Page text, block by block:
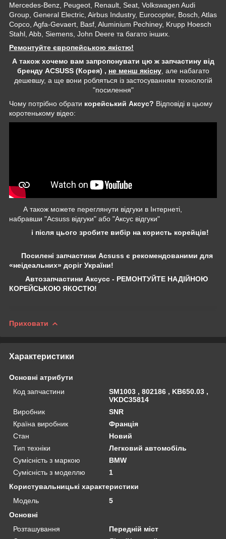
Mercedes-Benz, Peugeot, Renault, Seat, Volkswagen Audi
Group, General Electric, Airbus Industry, Eurocopter, Bosch, Atlas
Copco, Agfa-Gevaert, Basf, Aluminium Pechiney, Krupp Hoesch
Stahl, Abb, Siemens, John Deere та багато інших.
Ремонтуйте європейською якістю!
А також хочемо вам запропонувати цю ж запчастину від
бренду ACSUSS (Корея) , не менш якісну, але набагато
дешевшу, а ще вони робляться із застосуванням технологій
"посилення"
Чому потрібно обрати корейський Аксус? Відповіді в цьому
коротенькому відео:
А також можете переглянути відгуки в Інтернеті,
набравши "Acsuss відгуки" або "Аксус відгуки"
і після цього зробите вибір на користь корейців!
Посилені запчастини Acsuss є рекомендованими для
«неідеальних» доріг України!
Автозапчастини Аксусс - РЕМОНТУЙТЕ НАДІЙНОЮ
КОРЕЙСЬКОЮ ЯКОСТЮ!
Приховати
Характеристики
Основні атрибути
Код запчастини
SM1003 , 802186 , KB650.03 ,
VKDC35814
Виробник
SNR
Країна виробник
Франція
Стан
Новий
Тип техніки
Легковий автомобіль
Сумісність з маркою
BMW
Сумісність з моделлю
1
Користувальницькі характеристики
Мoдель
5
Основні
Розташування
Передній міст